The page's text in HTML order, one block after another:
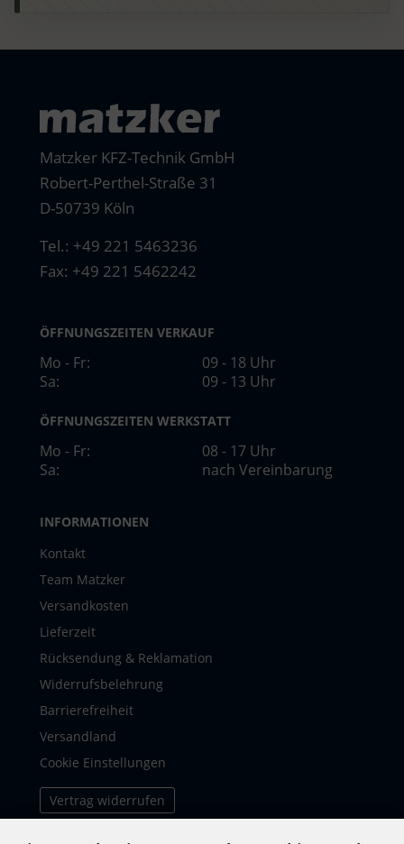
Matzker KFZ-Technik GmbH
Robert-Perthel-Straße 31
D-50739 Köln
Tel.: +49 221 5463236
Fax: +49 221 5462242
ÖFFNUNGSZEITEN VERKAUF
Mo - Fr:
09 - 18 Uhr
Sa:
09 - 13 Uhr
ÖFFNUNGSZEITEN WERKSTATT
Mo - Fr:
08 - 17 Uhr
Sa:
nach Vereinbarung
INFORMATIONEN
Kontakt
Team Matzker
Versandkosten
Lieferzeit
Rücksendung & Reklamation
Widerrufsbelehrung
Barrierefreiheit
Versandland
Cookie Einstellungen
Vertrag widerrufen